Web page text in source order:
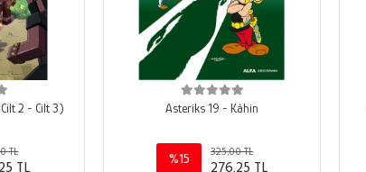
2 - Cilt 3)
TL
TL
Asteriks 19 - Kâhin
%15
325,00 TL
276,25 TL